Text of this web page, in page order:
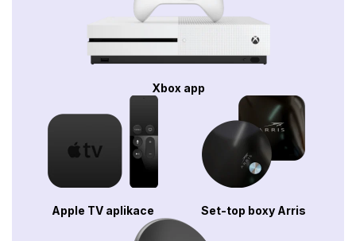
Xbox app
Apple TV aplikace Set-top boxy Arris